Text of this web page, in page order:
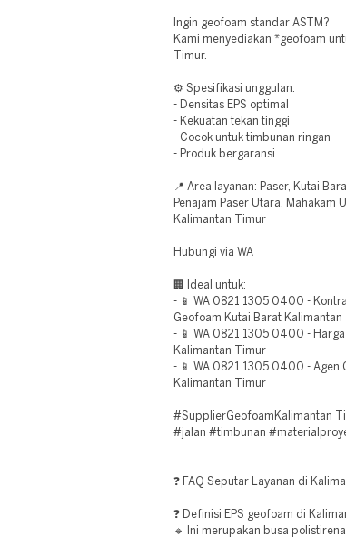
Ingin geofoam standar ASTM?
Kami menyediakan *geofoam
Timur.
⚙️ Spesifikasi unggulan:
- Densitas EPS optimal
- Kekuatan tekan tinggi
- Cocok untuk timbunan ringan
- Produk bergaransi
📍 Area layanan: Paser, Kutai
Penajam Paser Utara, Mahakam
Kalimantan Timur
Hubungi via WA
🏢 Ideal untuk:
- 📱 WA 0821 1305 0400 -
Geofoam Kutai Barat Kalimantan
- 📱 WA 0821 1305 0400 -
Kalimantan Timur
- 📱 WA 0821 1305 0400 - Agen
Kalimantan Timur
#SupplierGeofoamKalimantan
#jalan #timbunan
❓ FAQ Seputar Layanan di
❓ Definisi EPS geofoam di
🔹 Ini merupakan busa